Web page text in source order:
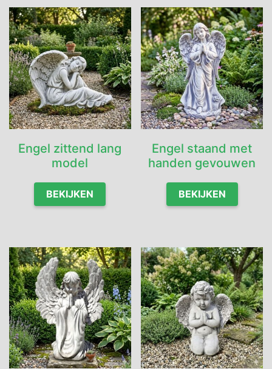
Engel zittend lang
model
BEKIJKEN
Engel staand met
handen gevouwen
BEKIJKEN